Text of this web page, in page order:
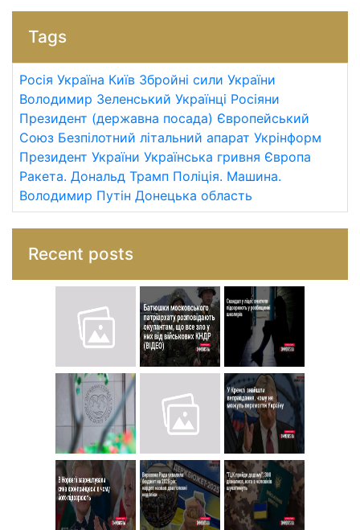
Tags
Росія Україна Київ Збройні сили України
Володимир Зеленський Українці Росіяни
Президент (державна посада) Європейський
Союз Безпілотний літальний апарат Укрінформ
Президент України Українська гривня Європа
Ракета. Дональд Трамп Поліція. Машина.
Володимир Путін Донецька область
Recent posts